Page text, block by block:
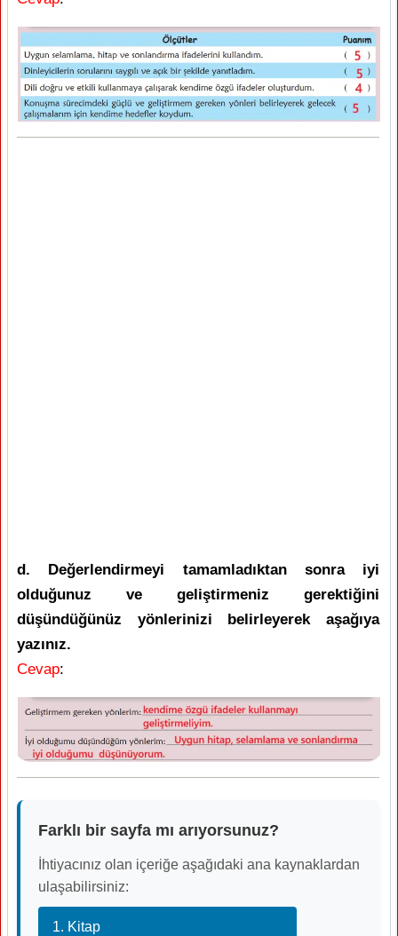
d. Değerlendirmeyi tamamladıktan sonra iyi
olduğunuz ve geliştirmeniz gerektiğini
düşündüğünüz yönlerinizi belirleyerek aşağıya
yazınız.
Cevap:
Farklı bir sayfa mı arıyorsunuz?
İhtiyacınız olan içeriğe aşağıdaki ana kaynaklardan
ulaşabilirsiniz:
1. Kitap